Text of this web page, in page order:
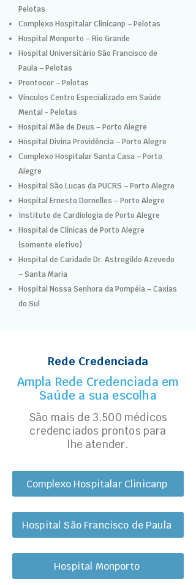
Pelotas
Complexo Hospitalar Clinicanp – Pelotas
Hospital Monporto – Rio Grande
Hospital Universitário São Francisco de
Paula – Pelotas
Prontocor – Pelotas
Vínculos Centro Especializado em Saúde
Mental - Pelotas
Hospital Mãe de Deus – Porto Alegre
Hospital Divina Providência – Porto Alegre
Complexo Hospitalar Santa Casa – Porto
Alegre
Hospital São Lucas da PUCRS – Porto Alegre
Hospital Ernesto Dornelles – Porto Alegre
Instituto de Cardiologia de Porto Alegre
Hospital de Clínicas de Porto Alegre
(somente eletivo)
Hospital de Caridade Dr. Astrogildo Azevedo
– Santa Maria
Hospital Nossa Senhora da Pompéia – Caxias
do Sul
Rede Credenciada
Ampla Rede Credenciada em
Saúde a sua escolha
São mais de 3.500 médicos
credenciados prontos para
lhe atender.
Complexo Hospitalar Clinicanp
Hospital São Francisco de Paula
Hospital Monporto